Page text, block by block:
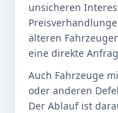
unsicheren
älteren
eine direkte
Auch Fahrzeuge
oder anderen
Der Ablauf ist